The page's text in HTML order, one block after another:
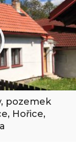
pozemek
Hořice,